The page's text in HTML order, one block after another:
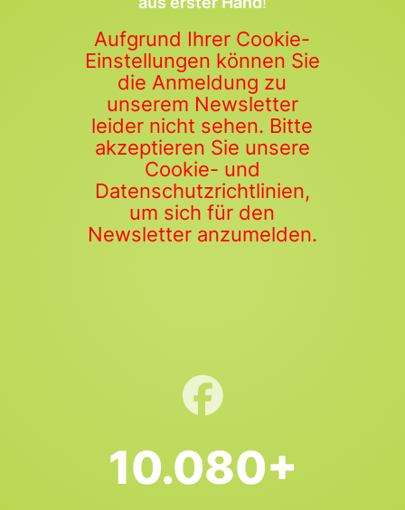
Aufgrund Ihrer Cookie-
Einstellungen können Sie
die Anmeldung zu
unserem Newsletter
leider nicht sehen. Bitte
akzeptieren Sie unsere
Cookie- und
Datenschutzrichtlinien,
um sich für den
Newsletter anzumelden.
10.080+